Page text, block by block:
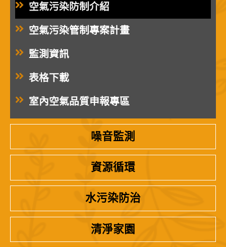
空氣污染防制介紹
空氣污染管制專案計畫
監測資訊
表格下載
室內空氣品質申報專區
噪音監測
資源循環
水污染防治
清淨家園